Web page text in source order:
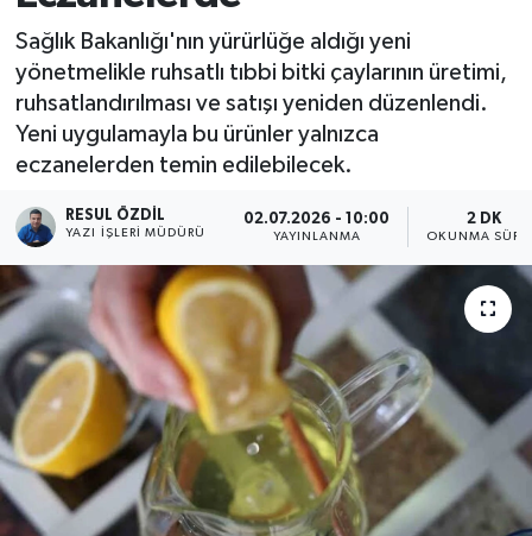
Sağlık Bakanlığı'nın yürürlüğe aldığı yeni
yönetmelikle ruhsatlı tıbbi bitki çaylarının üretimi,
ruhsatlandırılması ve satışı yeniden düzenlendi.
Yeni uygulamayla bu ürünler yalnızca
eczanelerden temin edilebilecek.
RESUL ÖZDIL
YAZI İŞLERI MÜDÜRÜ
02.07.2026 - 10:00
YAYINLANMA
2 DK
OKUNMA